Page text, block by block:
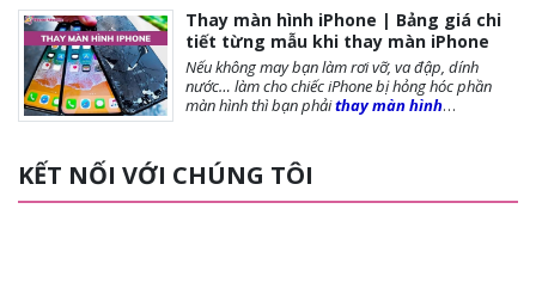
15 phút. Chế độ bảo hành tốt nhất tới khách
hàng. Tặng cường lực full màn, tặng ốp lưng,
miễn phí vệ sinh máy.
Thay màn hình iPhone | Bảng giá chi
tiết từng mẫu khi thay màn iPhone
Nếu không may bạn làm rơi vỡ, va đập, dính
nước… làm cho chiếc iPhone bị hỏng hóc phần
màn hình thì bạn phảithay màn hình
đây,Hanoi Mobile
lưu ý trước khi thay màn, các loại màn phổ biến và
giá thay màn hình là bao nhiêu?, mời bạn tham
KẾT NỐI VỚI CHÚNG TÔI